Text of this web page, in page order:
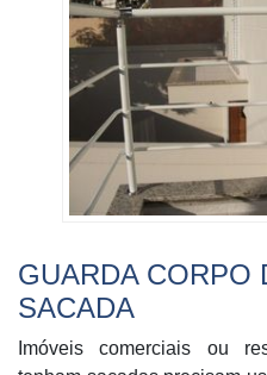
GUARDA CORPO
SACADA
Imóveis comerciais ou